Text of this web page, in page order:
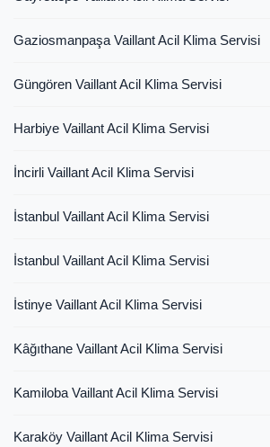
Gaziosmanpaşa Vaillant Acil Klima Servisi
Güngören Vaillant Acil Klima Servisi
Harbiye Vaillant Acil Klima Servisi
İncirli Vaillant Acil Klima Servisi
İstanbul Vaillant Acil Klima Servisi
İstanbul Vaillant Acil Klima Servisi
İstinye Vaillant Acil Klima Servisi
Kâğıthane Vaillant Acil Klima Servisi
Kamiloba Vaillant Acil Klima Servisi
Karaköy Vaillant Acil Klima Servisi